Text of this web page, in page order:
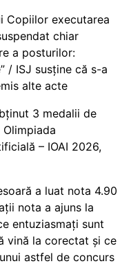
Copiilor executarea
chiar
a posturilor:
/ ISJ susține că s-a
alte acte
3 medalii de
– IOAI 2026,
a luat nota 4.90
nota a ajuns la
entuziasmați sunt
vină la corectat și ce
astfel de concurs